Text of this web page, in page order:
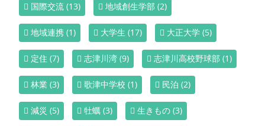
国際交流 (13) 地域創生学部 (2)
地域連携 (1) 大学生 (17) 大正大学 (5)
定住 (7) 志津川湾 (9) 志津川高校野球部 (1)
林業 (3) 歌津中学校 (1) 民泊 (2)
減災 (5) 牡蠣 (3) 生きもの (3)